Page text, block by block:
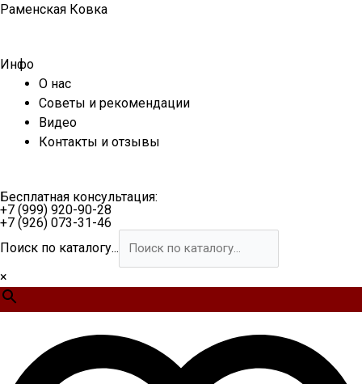
Перейти
Раменская Ковка
Инфо
О нас
Советы и рекомендации
Видео
Контакты и отзывы
Бесплатная консультация:
+7 (999) 920-90-28
+7 (926) 073-31-46
Поиск по каталогу...
×